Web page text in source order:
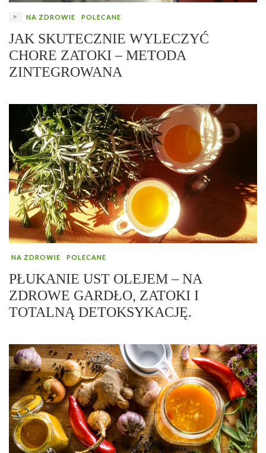
NA ZDROWIE POLECANE
JAK SKUTECZNIE WYLECZYĆ
CHORE ZATOKI – METODA
ZINTEGROWANA
NA ZDROWIE POLECANE
PŁUKANIE UST OLEJEM – NA
ZDROWE GARDŁO, ZATOKI I
TOTALNĄ DETOKSYKACJĘ.